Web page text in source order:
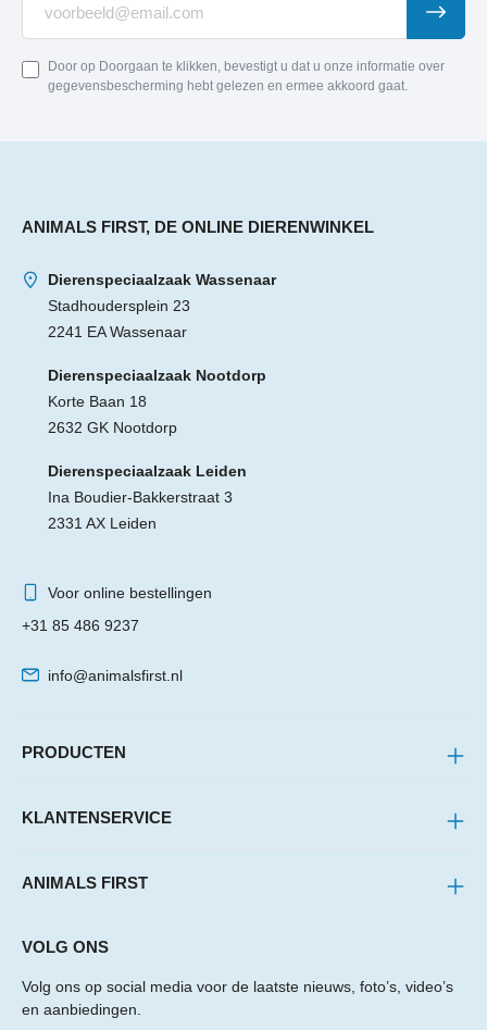
Door op Doorgaan te klikken, bevestigt u dat u onze informatie over
gegevensbescherming hebt gelezen en ermee akkoord gaat.
ANIMALS FIRST, DE ONLINE DIERENWINKEL
Dierenspeciaalzaak Wassenaar
Stadhoudersplein 23
2241 EA Wassenaar
Dierenspeciaalzaak Nootdorp
Korte Baan 18
2632 GK Nootdorp
Dierenspeciaalzaak Leiden
Ina Boudier-Bakkerstraat 3
2331 AX Leiden
Voor online bestellingen
+31 85 486 9237
info@animalsfirst.nl
PRODUCTEN
KLANTENSERVICE
ANIMALS FIRST
VOLG ONS
Volg ons op social media voor de laatste nieuws, foto’s, video’s
en aanbiedingen.